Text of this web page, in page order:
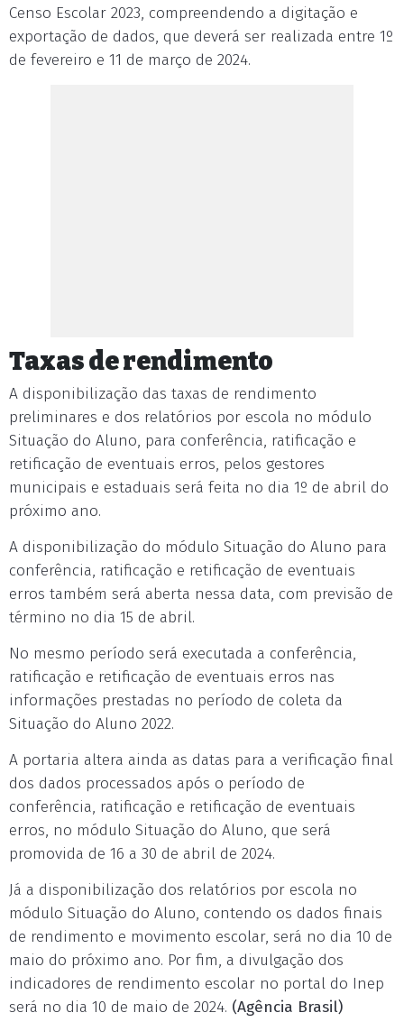
Censo Escolar 2023, compreendendo a digitação e
exportação de dados, que deverá ser realizada entre 1º
de fevereiro e 11 de março de 2024.
Taxas de rendimento
A disponibilização das taxas de rendimento
preliminares e dos relatórios por escola no módulo
Situação do Aluno, para conferência, ratificação e
retificação de eventuais erros, pelos gestores
municipais e estaduais será feita no dia 1º de abril do
próximo ano.
A disponibilização do módulo Situação do Aluno para
conferência, ratificação e retificação de eventuais
erros também será aberta nessa data, com previsão de
término no dia 15 de abril.
No mesmo período será executada a conferência,
ratificação e retificação de eventuais erros nas
informações prestadas no período de coleta da
Situação do Aluno 2022.
A portaria altera ainda as datas para a verificação final
dos dados processados após o período de
conferência, ratificação e retificação de eventuais
erros, no módulo Situação do Aluno, que será
promovida de 16 a 30 de abril de 2024.
Já a disponibilização dos relatórios por escola no
módulo Situação do Aluno, contendo os dados finais
de rendimento e movimento escolar, será no dia 10 de
maio do próximo ano. Por fim, a divulgação dos
indicadores de rendimento escolar no portal do Inep
será no dia 10 de maio de 2024. (Agência Brasil)